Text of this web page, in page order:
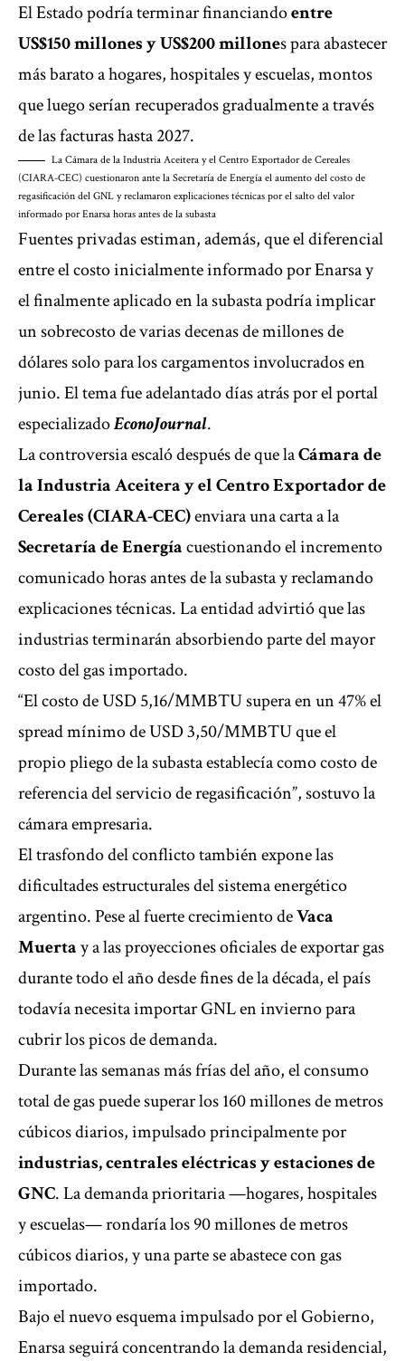
El Estado podría terminar financiandoentre
US$150 millones y US$200 millones para abastecer
más barato a hogares, hospitales y escuelas, montos
que luego serían recuperados gradualmente a través
de las facturas hasta 2027.
La Cámara de la Industria Aceitera y el Centro Exportador de Cereales
(CIARA-CEC) cuestionaron ante la Secretaría de Energía el aumento del costo de
regasificación del GNL y reclamaron explicaciones técnicas por el salto del valor
informado por Enarsa horas antes de la subasta
Fuentes privadas estiman, además, que el diferencial
entre el costo inicialmente informado por Enarsa y
el finalmente aplicado en la subasta podría implicar
un sobrecosto de varias decenas de millones de
dólares solo para los cargamentos involucrados en
junio. El tema fue adelantado días atrás por el portal
especializadoEconoJournal.
La controversia escaló después de que laCámara de
la Industria Aceitera y el Centro Exportador de
Cereales (CIARA-CEC)enviara una carta a la
Secretaría de Energíacuestionando el incremento
comunicado horas antes de la subasta y reclamando
explicaciones técnicas. La entidad advirtió que las
industrias terminarán absorbiendo parte del mayor
costo del gas importado.
“El costo de USD 5,16/MMBTU supera en un 47% el
spread mínimo de USD 3,50/MMBTU que el
propio pliego de la subasta establecía como costo de
referencia del servicio de regasificación”, sostuvo la
cámara empresaria.
El trasfondo del conflicto también expone las
dificultades estructurales del sistema energético
argentino. Pese al fuerte crecimiento deVaca
Muertay a las proyecciones oficiales de exportar gas
durante todo el año desde fines de la década, el país
todavía necesita importar GNL en invierno para
cubrir los picos de demanda.
Durante las semanas más frías del año, el consumo
total de gas puede superar los 160 millones de metros
cúbicos diarios, impulsado principalmente por
industrias, centrales eléctricas y estaciones de
GNC. La demanda prioritaria —hogares, hospitales
y escuelas— rondaría los 90 millones de metros
cúbicos diarios, y una parte se abastece con gas
importado.
Bajo el nuevo esquema impulsado por el Gobierno,
Enarsa seguirá concentrando la demanda residencial,